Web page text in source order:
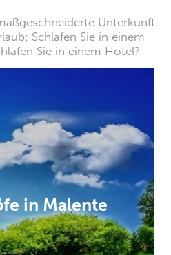
Unterkunft
Schlafen Sie in einem
Sie in einem Hotel?
in Malente